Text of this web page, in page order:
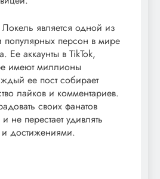
является одной из
персон в мире
Ее аккаунты в TikTok,
имеют миллионы
ее пост собирает
лайков и комментариев.
своих фанатов
не перестает удивлять
и достижениями.